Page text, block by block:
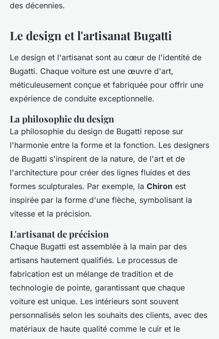
des décennies.
Le design et l'artisanat Bugatti
Le design et l'artisanat sont au cœur de l'identité de
Bugatti. Chaque voiture est une œuvre d'art,
méticuleusement conçue et fabriquée pour offrir une
expérience de conduite exceptionnelle.
La philosophie du design
La philosophie du design de Bugatti repose sur
l'harmonie entre la forme et la fonction. Les designers
de Bugatti s'inspirent de la nature, de l'art et de
l'architecture pour créer des lignes fluides et des
formes sculpturales. Par exemple, la Chiron est
inspirée par la forme d'une flèche, symbolisant la
vitesse et la précision.
L'artisanat de précision
Chaque Bugatti est assemblée à la main par des
artisans hautement qualifiés. Le processus de
fabrication est un mélange de tradition et de
technologie de pointe, garantissant que chaque
voiture est unique. Les intérieurs sont souvent
personnalisés selon les souhaits des clients, avec des
matériaux de haute qualité comme le cuir et le